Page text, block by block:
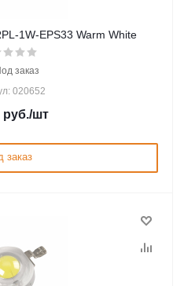
1W-EPS33 Warm White
заказ
020652
руб./шт
заказ